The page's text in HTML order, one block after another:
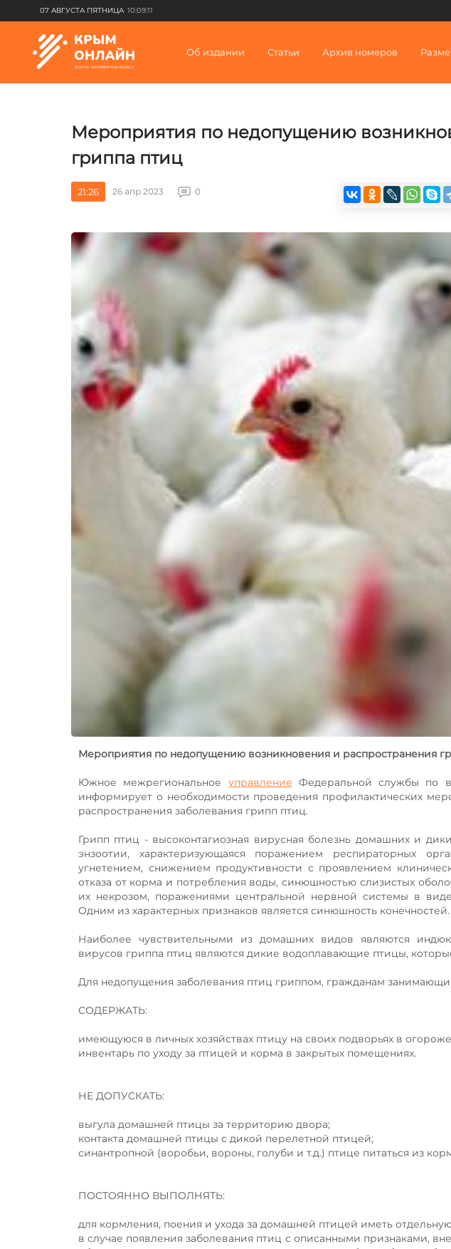
07 АВГУСТА ПЯТНИЦА 10:09:11
Об издании Статьи Архив номеров
Мероприятия по недопущению
гриппа птиц
21:26 26 апр 2023 0
Мероприятия по недопущению возникновения и распространения
Южное межрегиональное управление Федеральной службы по
информирует о необходимости проведения профилактических
распространения заболевания грипп птиц.
Грипп птиц - высоконтагиозная вирусная болезнь домашних и
энзоотии, характеризующаяся поражением респираторных
угнетением, снижением продуктивности с проявлением
отказа от корма и потребления воды, синюшностью слизистых
их некрозом, поражениями центральной нервной системы в
Одним из характерных признаков является синюшность конечностей.
Наиболее чувствительными из домашних видов являются
вирусов гриппа птиц являются дикие водоплавающие птицы,
Для недопущения заболевания птиц гриппом, гражданам
СОДЕРЖАТЬ:
имеющуюся в личных хозяйствах птицу на своих подворьях в
инвентарь по уходу за птицей и корма в закрытых помещениях.
НЕ ДОПУСКАТЬ:
выгула домашней птицы за территорию двора;
контакта домашней птицы с дикой перелетной птицей;
синантропной (воробьи, вороны, голуби и т.д.) птице питаться из
ПОСТОЯННО ВЫПОЛНЯТЬ:
для кормления, поения и ухода за домашней птицей иметь
в случае появления заболевания птиц с описанными признаками,